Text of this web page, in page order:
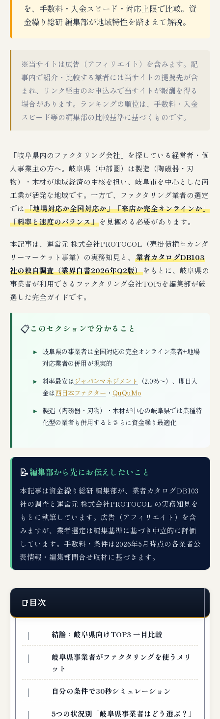
を、手数料・入金スピード・対応上限で比較。資
金繰り総研 編集部が地域特性を踏まえて解説。
※当サイトは広告（アフィリエイト）を含みます。記
事内で紹介・比較する業者には当サイトの提携先が含
まれ、リンク経由のお申込みで当サイトが報酬を得る
場合があります。ランキングの順位は、手数料・入金
スピード等の編集部の比較基準に基づくものです。
「岐阜県内のファクタリング会社」を探している経営者・個
人事業主の方へ。岐阜県（中部圏）は製造（陶磁器・刃
物）・木材が地域経済の中核を担い、岐阜市を中心とした商
工業が活発な地域です。一方で、ファクタリング業者の選定
では「地場対応か全国対応か」「来店か完全オンラインか」
「料率と速度のバランス」を見極める必要があります。
本記事は、運営元 株式会社PROTOCOL（売掛債権セカンダ
リーマーケット事業）の実務知見と、 業者カタログDB103
社の独自調査（業界白書2026年Q2版）をもとに、岐阜県の
事業者が利用できるファクタリング会社TOP5を編集部が厳
選した完全ガイドです。
📋このセクションで分かること
岐阜県の事業者は全国対応の完全オンライン業者+地場
対応業者の併用が現実的
料率最安はジャパンマネジメント
（2.0%〜）、即日入
金は西日本ファクター ・ QuQuMo
製造（陶磁器・刃物）・木材が中心の岐阜県では業種特
化型の業者も併用するとさらに資金繰り最適化
📝編集部から先にお伝えしたいこと
本記事は資金繰り総研 編集部が、業者カタログDB103
社の調査と運営元 株式会社PROTOCOL の実務知見を
もとに執筆しています。広告（アフィリエイト）を含
みますが、業者選定は編集基準に基づき中立的に評価
しています。手数料・条件は2026年5月時点の各業者公
表情報・編集部問合せ取材に基づきます。
目次
結論：岐阜県向けTOP3 一目比較
岐阜県事業者がファクタリングを使うメリ
ット
自分の条件で30秒シミュレーション
5つの状況別「岐阜県事業者はどう選ぶ？」